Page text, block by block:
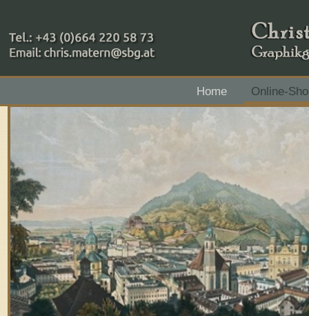
+43 (0)664 220 58 73
Home
Online-
Zahlungsmethoden: RAIBA - Flachgau Mitte - IBAN